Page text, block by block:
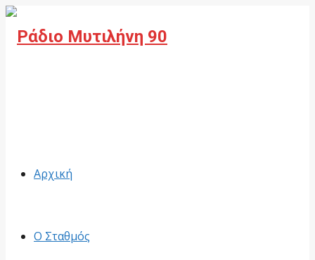
Αρχική
Ο Σταθμός